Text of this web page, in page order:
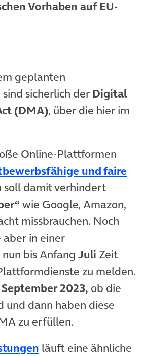
Vorhaben auf EU-
geplanten
sicherlich der Digital
(DMA), über die hier im
in neuem Tab)
Online-Plattformen
und faire
soll damit verhindert
wie Google, Amazon,
missbrauchen. Noch
in einer
bis Anfang Juli Zeit
zu melden.
September 2023, ob die
und dann haben diese
zu erfüllen.
(öffnet in neuem Tab)
läuft eine ähnliche